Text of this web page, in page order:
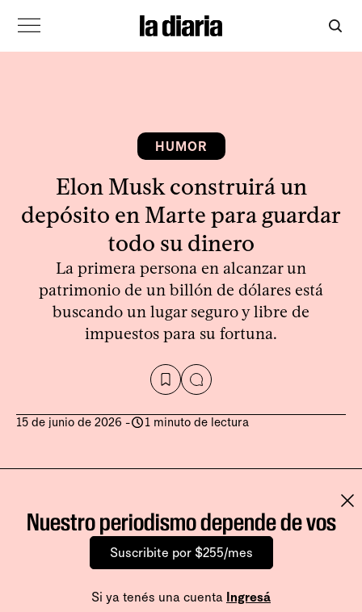
HUMOR
Elon Musk construirá un
depósito en Marte para guardar
todo su dinero
La primera persona en alcanzar un
patrimonio de un billón de dólares está
buscando un lugar seguro y libre de
impuestos para su fortuna.
15 de junio de 2026 - 1 minuto de lectura
Nuestro periodismo depende de vos
Suscribite por $255/mes
Si ya tenés una cuenta Ingresá